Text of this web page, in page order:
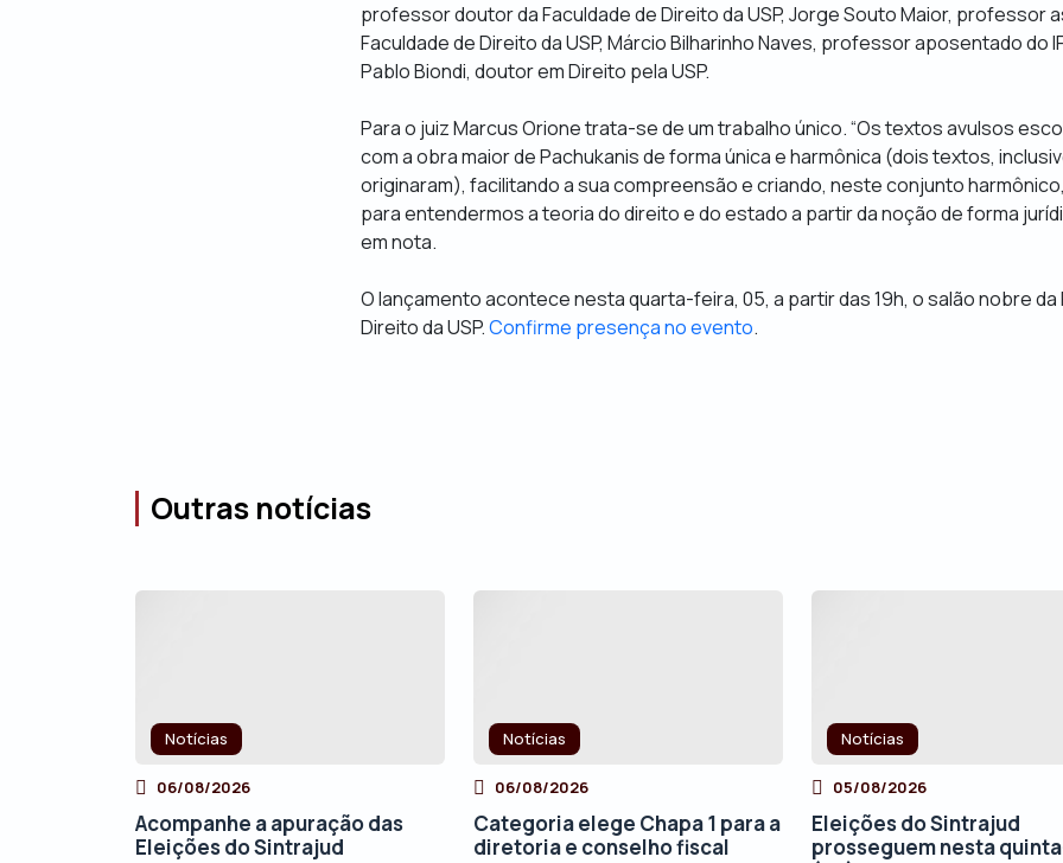
professor doutor da Faculdade de Direito da USP, Jorge Souto Maior, professor
Faculdade de Direito da USP, Márcio Bilharinho Naves, professor aposentado do
Pablo Biondi, doutor em Direito pela USP.
Para o juiz Marcus Orione trata-se de um trabalho único. “Os textos avulsos
com a obra maior de Pachukanis de forma única e harmônica (dois textos,
originaram), facilitando a sua compreensão e criando, neste conjunto
para entendermos a teoria do direito e do estado a partir da noção de forma
em nota.
O lançamento acontece nesta quarta-feira, 05, a partir das 19h, o salão nobre da
Direito da USP.Confirme presença no evento.
Outras notícias
Notícias
06/08/2026
Acompanhe a apuração das
Eleições do Sintrajud
Notícias
06/08/2026
Categoria elege Chapa 1 para a
diretoria e conselho fiscal
Notícias
05/08/2026
Eleições do Sintrajud
prosseguem nesta